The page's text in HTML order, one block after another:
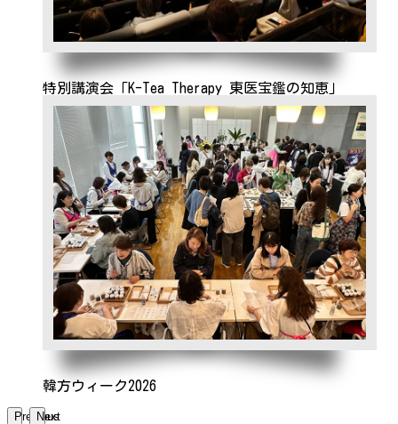
特別講演会「K-Tea Therapy 東医宝鑑の知恵」
韓方ウィーク2026
Previous
Next